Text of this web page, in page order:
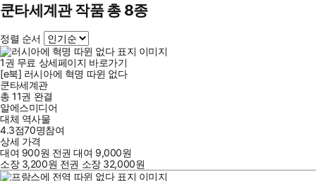
쿤타세계관 작품 총 8종
정렬 순서
1권 무료 상세페이지 바로가기
[e북] 러시아에 혁명 따윈 없다
쿤타세계관
총 11권 완결
알에스미디어
대체 역사물
4.3점70명참여
상세 가격
대여 900원 전권 대여 9,000원
소장 3,200원 전권 소장 32,000원